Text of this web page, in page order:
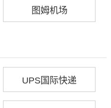
图姆机场
UPS国际快递